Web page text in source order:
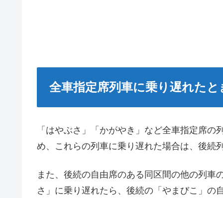
全車指定席列車に乗り遅れたと
「はやぶさ」「かがやき」など全車指定席
め、これらの列車に乗り遅れた場合は、後続
また、後続の自由席のある同区間の他の列車
さ」に乗り遅れたら、後続の「やまびこ」の